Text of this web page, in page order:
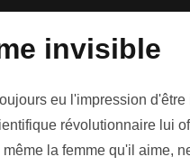
invisible
eu l'impression
révolutionnaire lui
la femme qu'il aime,